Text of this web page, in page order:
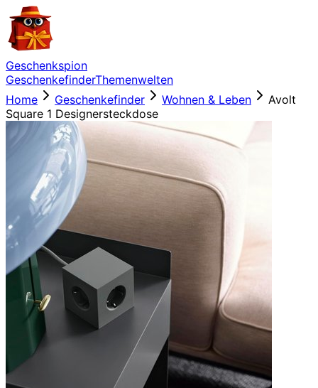
Geschenkspion
GeschenkefinderThemenwelten
Home
Geschenkefinder Wohnen & Leben
Avolt
Square 1 Designersteckdose